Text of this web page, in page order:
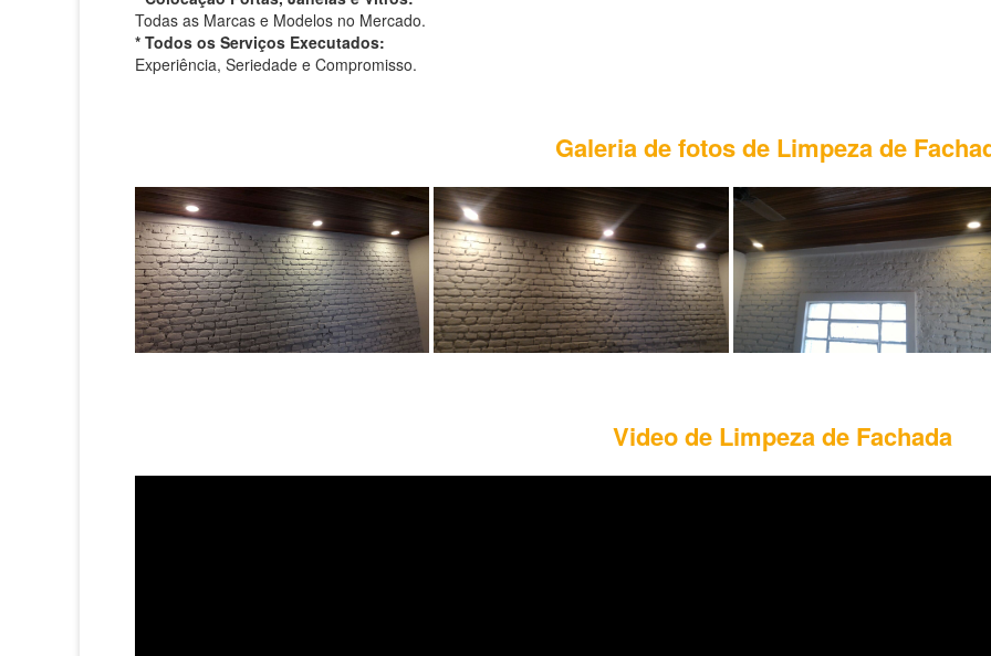
Todas as Marcas e Modelos no Mercado.
* Todos os Serviços Executados:
Experiência, Seriedade e Compromisso.
Galeria de fotos de Limpeza de
Video de Limpeza de Fachada